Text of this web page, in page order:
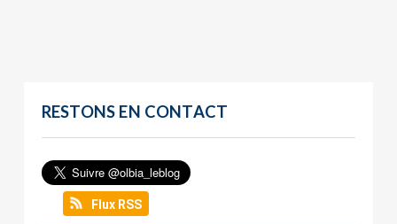
RESTONS EN CONTACT
Flux RSS